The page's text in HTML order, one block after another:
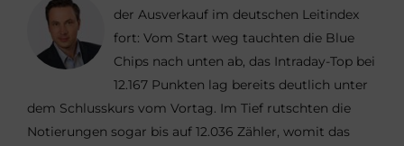
der Ausverkauf im deutschen Leitindex
fort: Vom Start weg tauchten die Blue
Chips nach unten ab, das Intraday-Top bei
12.167 Punkten lag bereits deutlich unter
dem Schlusskurs vom Vortag. Im Tief rutschten die
Notierungen sogar bis auf 12.036 Zähler, womit das